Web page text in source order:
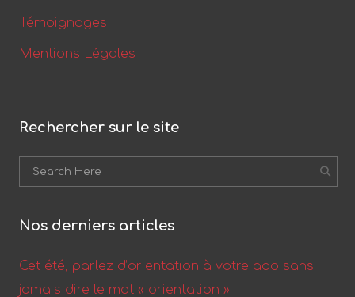
Témoignages
Mentions Légales
Rechercher sur le site
Nos derniers articles
Cet été, parlez d’orientation à votre ado sans
jamais dire le mot « orientation »